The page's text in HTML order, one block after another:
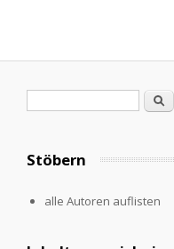
Suche
Stöbern
alle Autoren auflisten